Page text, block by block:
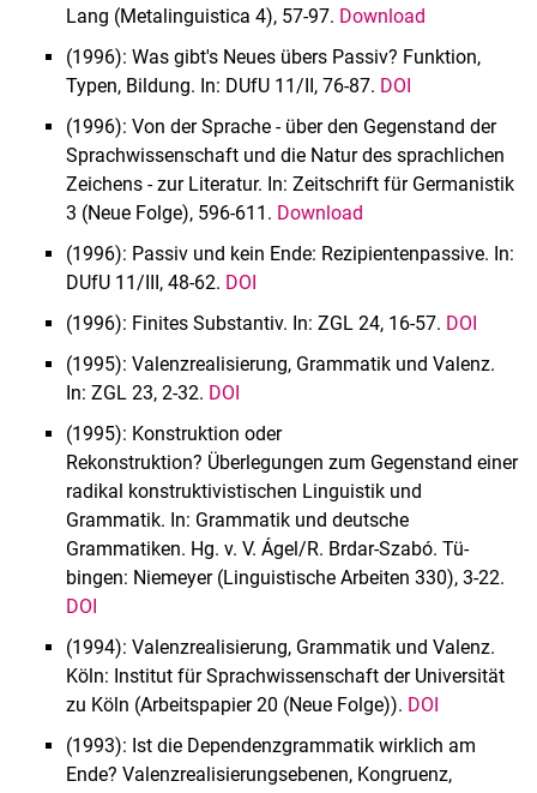
Lang (Metalinguistica 4), 57-97. Download
(1996): Was gibt's Neues übers Passiv? Funktion,
Typen, Bildung. In: DUfU 11/II, 76-87. DOI
(1996): Von der Sprache - über den Gegenstand der
Sprachwissenschaft und die Natur des sprachlichen
Zeichens - zur Literatur. In: Zeitschrift für Germanistik
3 (Neue Folge), 596-611. Download
(1996): Passiv und kein Ende: Rezipientenpassive. In:
DUfU 11/III, 48-62. DOI
(1996): Finites Substantiv. In: ZGL 24, 16-57. DOI
(1995): Valenzrealisierung, Grammatik und Valenz.
In: ZGL 23, 2-32. DOI
(1995): Konstruktion oder
Rekonstruktion? Überlegungen zum Gegenstand einer
radikal konstruktivistischen Linguistik und
Grammatik. In: Grammatik und deutsche
Grammatiken. Hg. v. V. Ágel/R. Brdar-Szabó. Tü­
bingen: Niemeyer (Linguistische Arbeiten 330), 3-22.
DOI
(1994): Valenzrealisierung, Grammatik und Valenz.
Köln: Institut für Sprachwissenschaft der Universität
zu Köln (Arbeitspapier 20 (Neue Folge)). DOI
(1993): Ist die Dependenzgrammatik wirklich am
Ende? Valenzrealisierungsebenen, Kongru­enz,